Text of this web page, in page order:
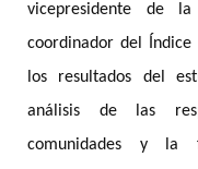
vicepresidente de
coordinador del Índice
los resultados del
análisis de las
comunidades y la